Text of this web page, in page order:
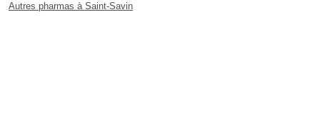
Autres pharmas à Saint-Savin